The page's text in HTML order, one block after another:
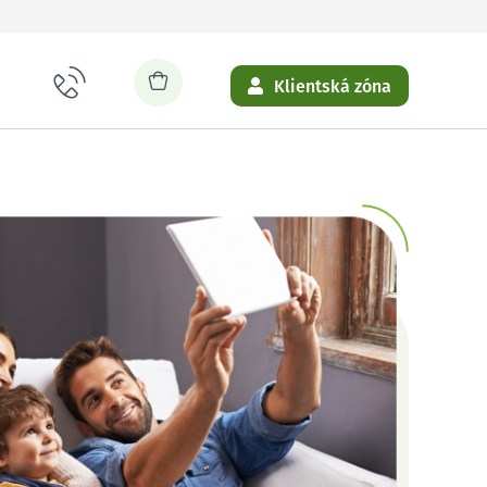
Klientská zóna